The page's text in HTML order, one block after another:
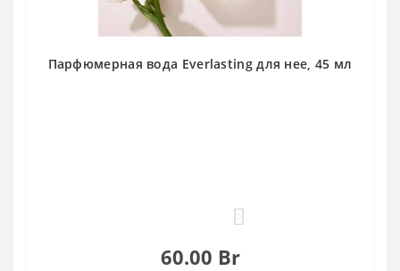
Парфюмерная вода Everlasting для нее, 45 мл
60.00 Br